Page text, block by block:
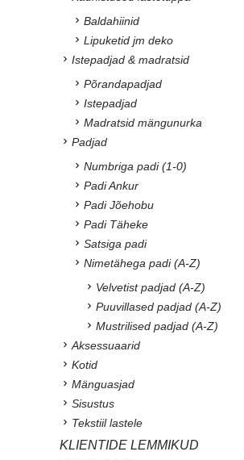
Baldahiinid
Lipuketid jm deko
Istepadjad & madratsid
Põrandapadjad
Istepadjad
Madratsid mängunurka
Padjad
Numbriga padi (1-0)
Padi Ankur
Padi Jõehobu
Padi Täheke
Satsiga padi
Nimetähega padi (A-Z)
Velvetist padjad (A-Z)
Puuvillased padjad (A-Z)
Mustrilised padjad (A-Z)
Aksessuaarid
Kotid
Mänguasjad
Sisustus
Tekstiil lastele
KLIENTIDE LEMMIKUD